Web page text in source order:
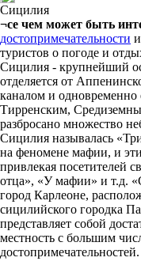
Сицилия
¬се чем может быть
достопримечательности
туристов о погоде и
Сицилия - крупнейший
отделяется от
каналом и
Тирренским,
разбросано множество
Сицилия называлась
на феномене мафии, и
привлекая посетителей
отца», «У мафии» и т.д.
город Карлеоне,
сицилийского городка
представляет собой
местность с большим
достопримечательностей.